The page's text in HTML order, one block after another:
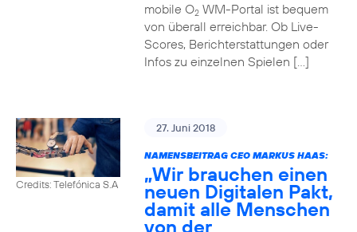
mobile O2WM-Portal ist bequem
von überall erreichbar. Ob Live-
Scores, Berichterstattungen oder
Infos zu einzelnen Spielen […]
Credits: Telefónica S.A
27. Juni 2018
NAMENSBEITRAG CEO MARKUS HAAS:
„Wir brauchen einen
neuen Digitalen Pakt,
damit alle Menschen
von der